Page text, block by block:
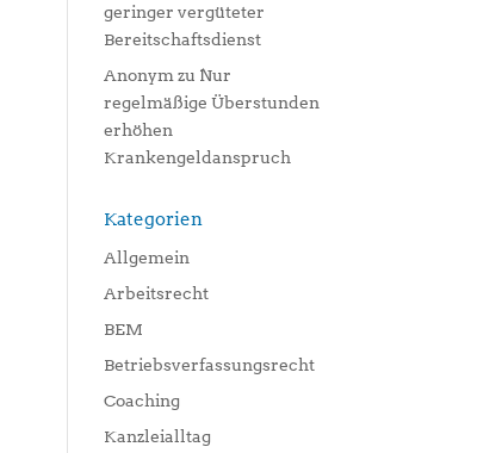
geringer vergüteter
Bereitschaftsdienst
Anonym zu Nur
regelmäßige Überstunden
erhöhen
Krankengeldanspruch
Kategorien
Allgemein
Arbeitsrecht
BEM
Betriebsverfassungsrecht
Coaching
Kanzleialltag